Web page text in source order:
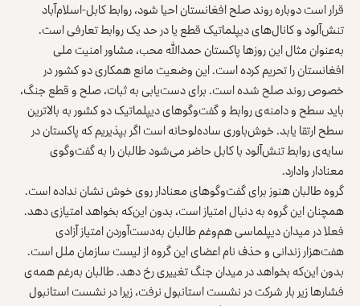
قرار است دوباره روند صلح افغانستان احیا شود، روابط کابل-اسلام‌آباد
تنش‌آلود و کانال‌های دیپلماتیک قطع یا در حد یک روابط تعارفی است.
به‌عنوان مثال این روزها پاکستان حمدالله محب، مشاور امنیت ‌ملی
افغانستان را تحریم کرده است. این وضعیت مانع همکاری دو کشور در
خصوص روند صلح شده است. برای دست‌یابی به ثبات، صلح و قطع جنگ،
باید سطح و دامنه‌ی روابط و گفت‌وگوهای دیپلماتیک‌ دو کشور به بالاترین
سطح ارتقا یابد. خوش‌باوری ساده‌لوحانه است اگر بپذیریم که پاکستان در
سایه‌ی روابط تنش‌آلود با کابل حاضر می‌شود طالبان را به گفت‌وگوی
معنادار وادارد.
گروه طالبان هنوز برای گفت‌وگوهای معنادار روی خوش نشان نداده است.
همچنان این گروه به دنبال امتیاز است، بدون این‌که بخواهد امتیازی دهد.
فعلا در میدان دیپلماسی هم‌وغم طالبان به‌دست‌آوردن امتیاز آزادی
هفت‌هزار زندانی و حذف نام اعضای این گروه از لیست سازمان ملل است.
بدون این‌که بخواهد در میدان جنگ تغییری رخ دهد. طالبان به‌رغم همه‌ی
فشارها زیر بار شرکت در نشست استانبول نرفت، زیرا در نشست استانبول